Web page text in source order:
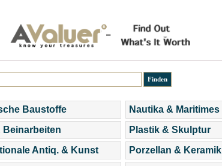
Baustoffe
Beinarbeiten
Antiq. & Kunst
Nautika & Maritimes
Plastik & Skulptur
Porzellan & Keramik